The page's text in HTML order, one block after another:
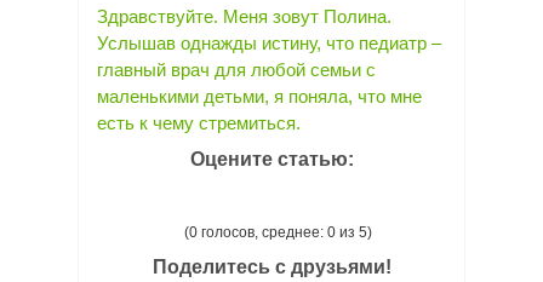
Здравствуйте. Меня зовут Полина.
Услышав однажды истину, что педиатр –
главный врач для любой семьи с
маленькими детьми, я поняла, что мне
есть к чему стремиться.
Оцените статью:
(0 голосов, среднее: 0 из 5)
Поделитесь с друзьями!